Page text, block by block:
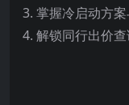
3. 掌握冷启动方
4. 解锁同行出价